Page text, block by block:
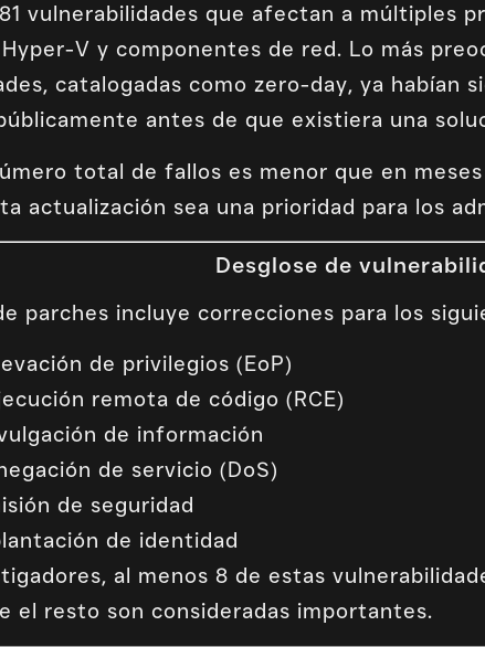
vulnerabilidades que afectan a múltiples
V y componentes de red. Lo más
catalogadas como zero-day, ya habían
antes de que existiera una
total de fallos es menor que en
actualización sea una prioridad para los
Desglose de
parches incluye correcciones para los
de privilegios (EoP)
remota de código (RCE)
de información
de servicio (DoS)
de seguridad
de identidad
al menos 8 de estas
el resto son consideradas importantes.